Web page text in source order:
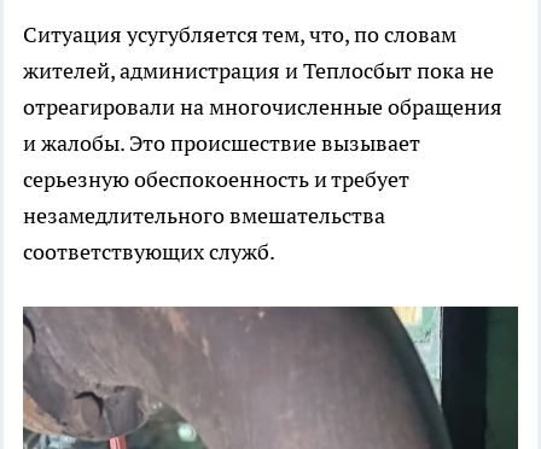
Ситуация усугубляется тем, что, по словам
жителей, администрация и Теплосбыт пока не
отреагировали на многочисленные обращения
и жалобы. Это происшествие вызывает
серьезную обеспокоенность и требует
незамедлительного вмешательства
соответствующих служб.